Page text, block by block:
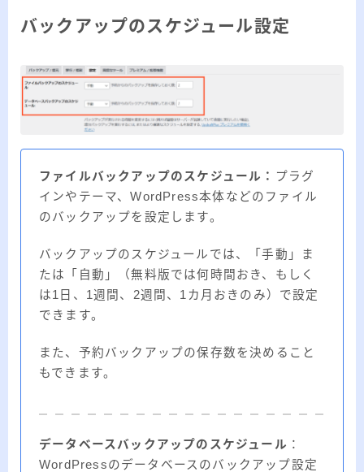
バックアップのスケジュール設定
ファイルバックアップのスケジュール：
プラグ
インやテーマ、WordPress本体などのファイル
のバックアップを設定します。
バックアップのスケジュールでは、「手動」ま
たは「自動」（無料版では何時間おき、もしく
は1日、1週間、2週間、1カ月おきのみ）で設定
できます。
また、予約バックアップの保存数を決めること
もできます。
データベースバックアップのスケジュール ：
WordPressのデータベースのバックアップ設定